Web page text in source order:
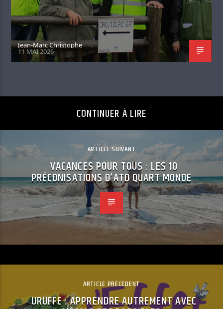
Jean-Marc Christophe
11 MAI 2026
CONTINUER À LIRE
ARTICLE SUIVANT
VACANCES POUR TOUS : LES 10
PRÉCONISATIONS D’ATD QUART MONDE
ARTICLE PRÉCÉDENT
URUFFE : APPRENDRE AUTREMENT AVEC